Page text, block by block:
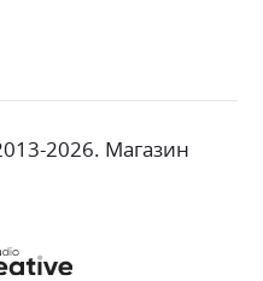
2026. Магазин